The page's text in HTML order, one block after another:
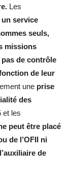
Les
un service
seuls,
missions
de contrôle
de leur
une prise
des
et les
peut être placé
de l’OFII ni
de